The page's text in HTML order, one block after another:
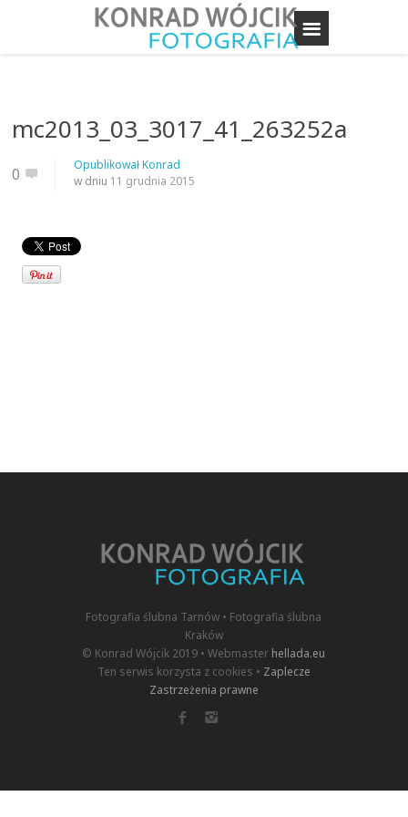
mc2013_03_3017_41_263252a
0 OpublikowałKonrad
w dniu 11 grudnia 2015
Fotografia ślubna Tarnów • Fotografia ślubna
Kraków
© Konrad Wójcik 2019 • Webmaster hellada.eu
Ten serwis korzysta z cookies • Zaplecze
Zastrzeżenia prawne